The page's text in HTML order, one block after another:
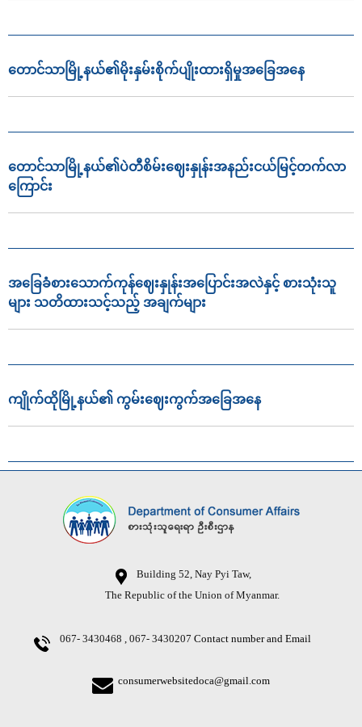
တောင်သာမြို့နယ်၏မိုးနှမ်းစိုက်ပျိုးထားရှိမှုအခြေအနေ
တောင်သာမြို့နယ်၏ပဲတီစိမ်းဈေးနှုန်းအနည်းငယ်မြင့်တက်လာ
ကြောင်း
အခြေခံစားသောက်ကုန်ဈေးနှုန်းအပြောင်းအလဲနှင့် စားသုံးသူ
များ သတိထားသင့်သည့် အချက်များ
ကျိုက်ထိုမြို့နယ်၏ ကွမ်းဈေးကွက်အခြေအနေ
Building 52, Nay Pyi Taw,
The Republic of the Union of Myanmar.
067- 3430468 , 067- 3430207 Contact number and Email
consumerwebsitedoca@gmail.com